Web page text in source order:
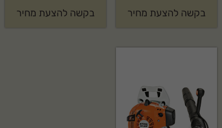
בקשה להצעת מחיר בקשה להצעת מחיר